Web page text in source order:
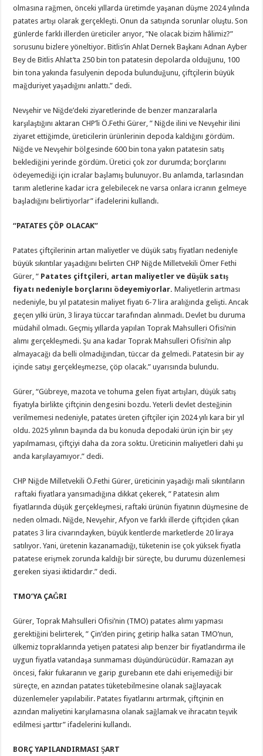
olmasına rağmen, önceki yıllarda üretimde yaşanan düşme 2024 yılında
patates artışı olarak gerçekleşti. Onun da satışında sorunlar oluştu. Son
günlerde farklı illerden üreticiler arıyor, “Ne olacak bizim hâlimiz?”
sorusunu bizlere yöneltiyor. Bitlis’in Ahlat Dernek Başkanı Adnan Ayber
Bey de Bitlis Ahlat’ta 250 bin ton patatesin depolarda olduğunu, 100
bin tona yakında fasulyenin depoda bulunduğunu, çiftçilerin büyük
mağduriyet yaşadığını anlattı.” dedi.
Nevşehir ve Niğde’deki ziyaretlerinde de benzer manzaralarla
karşılaştığını aktaran CHP’li Ö.Fethi Gürer, ” Niğde ilini ve Nevşehir ilini
ziyaret ettiğimde, üreticilerin ürünlerinin depoda kaldığını gördüm.
Niğde ve Nevşehir bölgesinde 600 bin tona yakın patatesin satış
beklediğini yerinde gördüm. Üretici çok zor durumda; borçlarını
ödeyemediği için icralar başlamış bulunuyor. Bu anlamda, tarlasından
tarım aletlerine kadar icra gelebilecek ne varsa onlara icranın gelmeye
başladığını belirtiyorlar” ifadelerini kullandı.
“PATATES ÇÖP OLACAK”
Patates çiftçilerinin artan maliyetler ve düşük satış fiyatları nedeniyle
büyük sıkıntılar yaşadığını belirten CHP Niğde Milletvekili Ömer Fethi
Gürer, “ Patates çiftçileri, artan maliyetler ve düşük satış
fiyatı nedeniyle borçlarını ödeyemiyorlar. Maliyetlerin artması
nedeniyle, bu yıl patatesin maliyet fiyatı 6-7 lira aralığında gelişti. Ancak
geçen yılki ürün, 3 liraya tüccar tarafından alınmadı. Devlet bu duruma
müdahil olmadı. Geçmiş yıllarda yapılan Toprak Mahsulleri Ofisi’nin
alımı gerçekleşmedi. Şu ana kadar Toprak Mahsulleri Ofisi’nin alıp
almayacağı da belli olmadığından, tüccar da gelmedi. Patatesin bir ay
içinde satışı gerçekleşmezse, çöp olacak.” uyarısında bulundu.
Gürer, “Gübreye, mazota ve tohuma gelen fiyat artışları, düşük satış
fiyatıyla birlikte çiftçinin dengesini bozdu. Yeterli devlet desteğinin
verilmemesi nedeniyle, patates üreten çiftçiler için 2024 yılı kara bir yıl
oldu. 2025 yılının başında da bu konuda depodaki ürün için bir şey
yapılmaması, çiftçiyi daha da zora soktu. Üreticinin maliyetleri dahi şu
anda karşılayamıyor.” dedi.
CHP Niğde Milletvekili Ö.Fethi Gürer, üreticinin yaşadığı mali sıkıntıların
raftaki fiyatlara yansımadığına dikkat çekerek, ” Patatesin alım
fiyatlarında düşük gerçekleşmesi, raftaki ürünün fiyatının düşmesine de
neden olmadı. Niğde, Nevşehir, Afyon ve farklı illerde çiftçiden çıkan
patates 3 lira civarındayken, büyük kentlerde marketlerde 20 liraya
satılıyor. Yani, üretenin kazanamadığı, tüketenin ise çok yüksek fiyatla
patatese erişmek zorunda kaldığı bir süreçte, bu durumu düzenlemesi
gereken siyasi iktidardır.” dedi.
TMO’YA ÇAĞRI
Gürer, Toprak Mahsulleri Ofisi’nin (TMO) patates alımı yapması
gerektiğini belirterek, ” Çin’den pirinç getirip halka satan TMO’nun,
ülkemiz topraklarında yetişen patatesi alıp benzer bir fiyatlandırma ile
uygun fiyatla vatandaşa sunmaması düşündürücüdür. Ramazan ayı
öncesi, fakir fukaranın ve garip gurebanın ete dahi erişemediği bir
süreçte, en azından patates tüketebilmesine olanak sağlayacak
düzenlemeler yapılabilir. Patates fiyatlarını artırmak, çiftçinin en
azından maliyetini karşılamasına olanak sağlamak ve ihracatın teşvik
edilmesi şarttır” ifadelerini kullandı.
BORÇ YAPILANDIRMASI ŞART